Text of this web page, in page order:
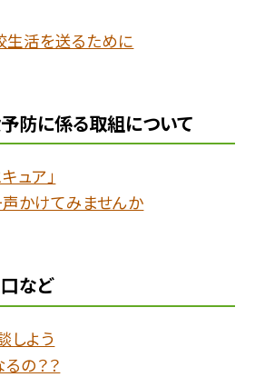
生活を送るために
防に係る取組について
ュア」
声かけてみませんか
など
しよう
の？？